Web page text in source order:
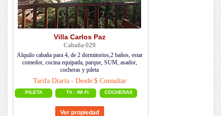
Villa Carlos Paz
Cabaña 029
Alquilo cabaña para 4, de 2 dormitorios,2 baños, estar
comedor, cocina equipada, parque, SUM, asador,
cocheras y pileta
Tarifa Diaria - Desde:$ Consultar
PILETA TV - WI FI COCHERAS